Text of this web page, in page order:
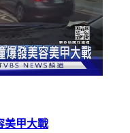
美甲大戰